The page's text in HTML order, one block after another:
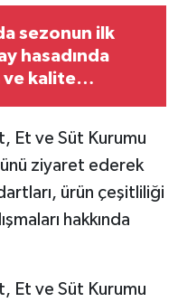
sezonun ilk
hasadında
ve kalite
Et ve Süt Kurumu
ziyaret ederek
ürün çeşitliliği
hakkında
Et ve Süt Kurumu